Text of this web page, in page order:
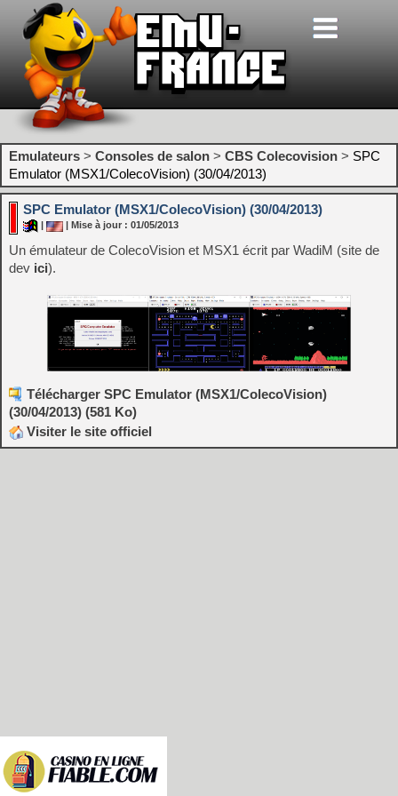
Emulateurs > Consoles de salon > CBS Colecovision > SPC
Emulator (MSX1/ColecoVision) (30/04/2013)
SPC Emulator (MSX1/ColecoVision) (30/04/2013)
| Mise à jour : 01/05/2013
Un émulateur de ColecoVision et MSX1 écrit par WadiM (site de
dev ici).
Télécharger SPC Emulator (MSX1/ColecoVision)
(30/04/2013) (581 Ko)
Visiter le site officiel